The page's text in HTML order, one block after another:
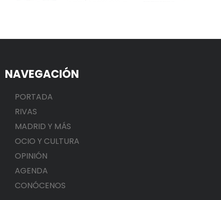
NAVEGACIÓN
PORTADA
RIVAS
MADRID Y MÁS
OCIO Y CULTURA
OPINIÓN
AGENDA
CONÓCENOS